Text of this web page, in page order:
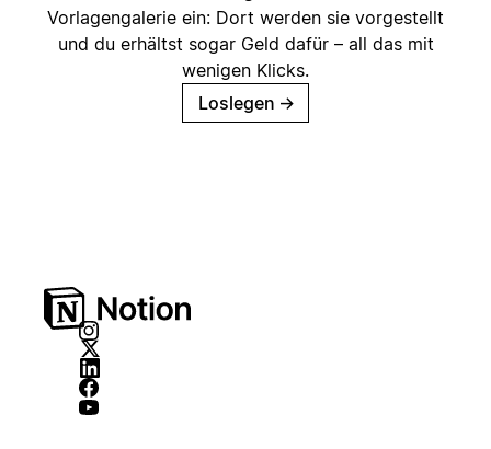
Vorlagengalerie ein: Dort werden sie vorgestellt
und du erhältst sogar Geld dafür – all das mit
wenigen Klicks.
Loslegen →